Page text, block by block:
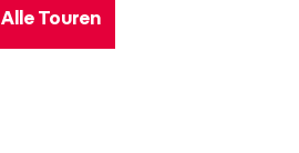
Alle Touren